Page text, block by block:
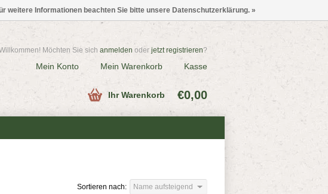
Möchten Sie sich anmelden oder jetzt registrieren?
Mein Konto Mein Warenkorb Kasse
Ihr Warenkorb €0,00
Sortieren nach: Name aufsteigend
weitere Informationen beachten Sie bitte unsere Datenschutzerklärung. »